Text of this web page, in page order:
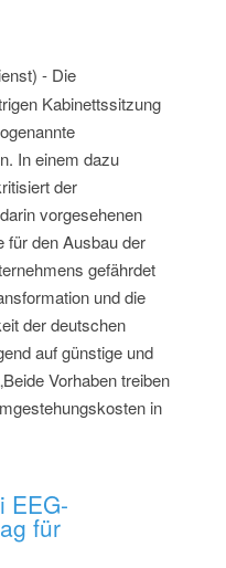
- Die
Kabinettssitzung
In einem dazu
der
vorgesehenen
für den Ausbau der
gefährdet
und die
der deutschen
auf günstige und
Vorhaben treiben
in
EEG-
für